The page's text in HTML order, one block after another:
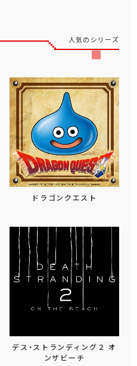
人気のシリーズ
ドラゴンクエスト
デス・ストランディング２ オ
ンザビーチ